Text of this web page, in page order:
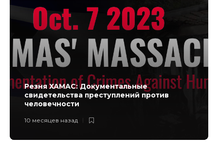
Резня ХАМАС: Документальные
свидетельства преступлений против
человечности
10 месяцев назад